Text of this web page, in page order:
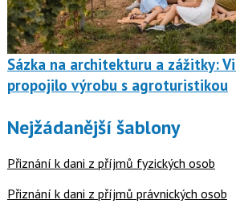
Sázka na architekturu a zážitky:
propojilo výrobu s agroturistikou
Nejžádanější šablony
Přiznání k dani z příjmů fyzických osob
Přiznání k dani z příjmů právnických osob